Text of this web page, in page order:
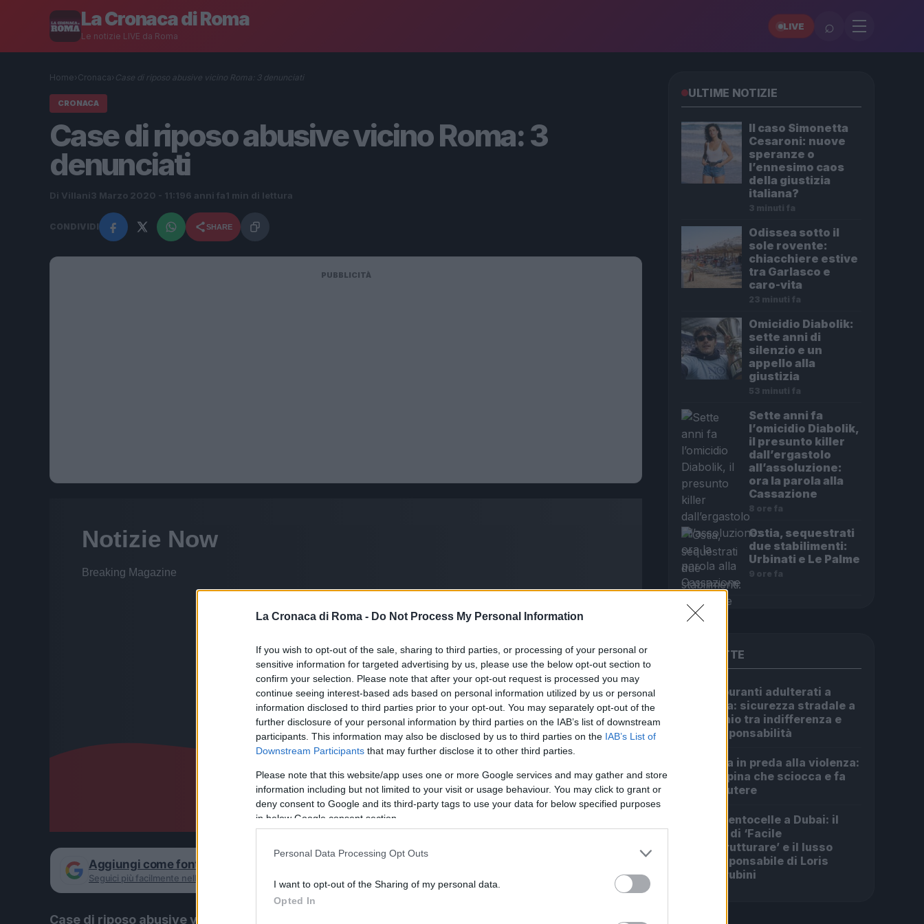
La Cronaca di Roma - Do Not Process My Personal Information
If you wish to opt-out of the sale, sharing to third parties, or processing of your personal or
sensitive information for targeted advertising by us, please use the below opt-out section to
confirm your selection. Please note that after your opt-out request is processed you may
continue seeing interest-based ads based on personal information utilized by us or personal
information disclosed to third parties prior to your opt-out. You may separately opt-out of the
further disclosure of your personal information by third parties on the IAB’s list of downstream
participants. This information may also be disclosed by us to third parties on the IAB’s List of
Downstream Participants that may further disclose it to other third parties.
Please note that this website/app uses one or more Google services and may gather and store
information including but not limited to your visit or usage behaviour. You may click to grant or
deny consent to Google and its third-party tags to use your data for below specified purposes
in below Google consent section.
Personal Data Processing Opt Outs
I want to opt-out of the Sharing of my personal data.
Opted In
La Cronaca di Roma
Le notizie LIVE da Roma
LIVE ⌕
Home› Cronaca› Case di riposo abusive vicino Roma: 3 denunciati
CRONACA
Case di riposo abusive vicino Roma: 3
denunciati
Di Villani3 Marzo 2020 - 11:196 anni fa 1 min di lettura
CONDIVIDI SHARE
PUBBLICITÀ
Aggiungi come fonte preferita su Google
Seguici più facilmente nelle notizie consigliate
Case di riposo abusive vicino Roma: 3 denunciati.
ULTIME NOTIZIE
Il caso Simonetta
Cesaroni: nuove
speranze o
l’ennesimo caos
della giustizia
italiana?
3 minuti fa
Odissea sotto il
sole rovente:
chiacchiere estive
tra Garlasco e
caro-vita
23 minuti fa
Omicidio Diabolik:
sette anni di
silenzio e un
appello alla
giustizia
53 minuti fa
Sette anni fa
l’omicidio Diabolik,
il presunto killer
dall’ergastolo
all’assoluzione:
ora la parola alla
Cassazione
8 ore fa
Ostia, sequestrati
due stabilimenti:
Urbinati e Le Palme
9 ore fa
PIÙ LETTE
Carburanti adulterati a
Roma: sicurezza stradale a
rischio tra indifferenza e
irresponsabilità
Roma in preda alla violenza:
la rapina che sciocca e fa
discutere
Da Centocelle a Dubai: il
crac di ‘Facile
Ristrutturare’ e il lusso
irresponsabile di Loris
Cherubini